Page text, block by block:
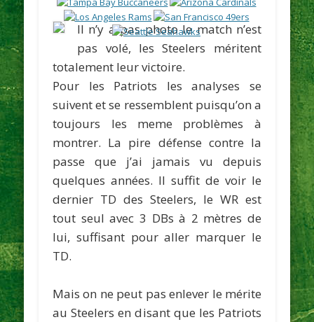
Il n’y a pas photo le match n’est
pas volé, les Steelers méritent
totalement leur victoire.
Pour les Patriots les analyses se
suivent et se ressemblent puisqu’on a
toujours les meme problèmes à
montrer. La pire défense contre la
passe que j’ai jamais vu depuis
quelques années. Il suffit de voir le
dernier TD des Steelers, le WR est
tout seul avec 3 DBs à 2 mètres de
lui, suffisant pour aller marquer le
TD.
Mais on ne peut pas enlever le mérite
au Steelers en disant que les Patriots